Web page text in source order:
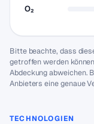
O₂
Bitte beachte, dass
getroffen werden
Abdeckung abweichen.
Anbieters eine genaue
TECHNOLOGIEN